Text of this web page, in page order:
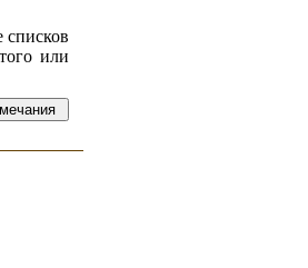
списков
или